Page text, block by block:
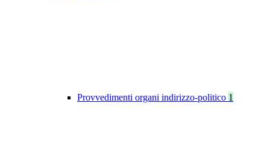
Provvedimenti organi indirizzo-politico 1